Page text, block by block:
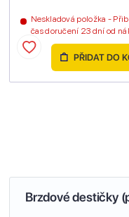
Neskladová položka -
čas doručení 23 dní od
PŘIDAT DO
Brzdové destičky